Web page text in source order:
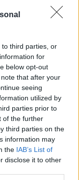
third parties, or
for
below opt-out
that after your
seeing
utilized by
parties prior to
of the further
third parties on the
information may
the IAB’s List of
disclose it to other
του Lin Qi.
μεταξύ άλλων
ατόμων
μια
στην
περιβάλλουν
έχουν αφήσει
βιομηχανίας